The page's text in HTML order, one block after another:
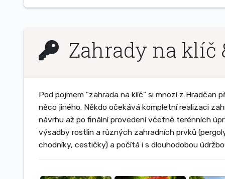
Zahrady na klíč
Pod pojmem "zahrada na klíč" si mnozí z Hradčan
něco jiného. Někdo očekává kompletní realizaci
návrhu až po finální provedení včetně terénních
výsadby rostlin a různých zahradních prvků
chodníky, cestičky) a počítá i s dlouhodobou